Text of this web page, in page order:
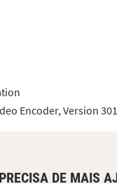
Encoder, Version
DE MAIS